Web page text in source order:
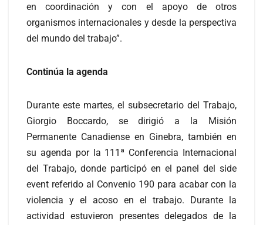
en coordinación y con el apoyo de otros
organismos internacionales y desde la perspectiva
del mundo del trabajo”.
Continúa la agenda
Durante este martes, el subsecretario del Trabajo,
Giorgio Boccardo, se dirigió a la Misión
Permanente Canadiense en Ginebra, también en
su agenda por la 111ª Conferencia Internacional
del Trabajo, donde participó en el panel del side
event referido al Convenio 190 para acabar con la
violencia y el acoso en el trabajo. Durante la
actividad estuvieron presentes delegados de la